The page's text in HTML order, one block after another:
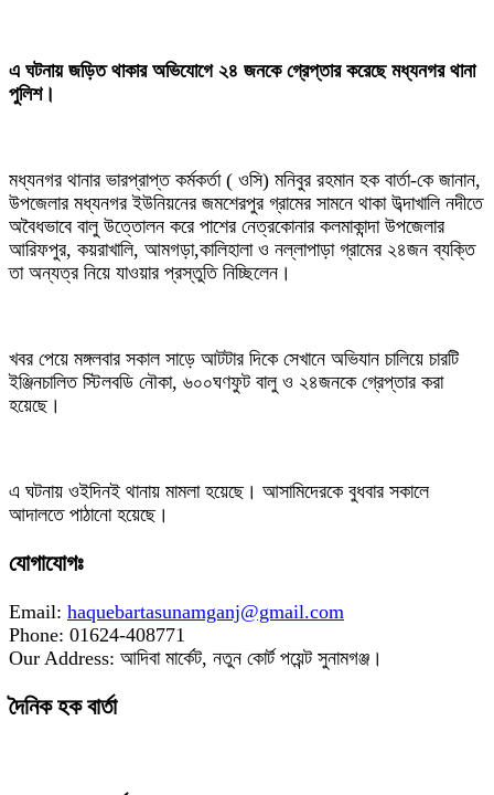
‎এ ঘটনায় জড়িত থাকার অভিযোগে ২৪ জনকে গ্রেপ্তার করেছে মধ্যনগর থানা
পুলিশ।
‎মধ্যনগর থানার ভারপ্রাপ্ত কর্মকর্তা ( ওসি) মনিবুর রহমান হক বার্তা-কে জানান,
উপজেলার মধ্যনগর ইউনিয়নের জমশেরপুর গ্রামের সামনে থাকা উব্দাখালি নদীতে
অবৈধভাবে বালু উত্তোলন করে পাশের নেত্রকোনার কলমাকান্দা উপজেলার
আরিফপুর, কয়রাখালি, আমগড়া,কালিহালা ও নল্লাপাড়া গ্রামের ২৪জন ব্যক্তি
তা অন্যত্র নিয়ে যাওয়ার প্রস্তুতি নিচ্ছিলেন।
‎খবর পেয়ে মঙ্গলবার সকাল সাড়ে আটটার দিকে সেখানে অভিযান চালিয়ে চারটি
ইঞ্জিনচালিত স্টিলবডি নৌকা, ৬০০ঘণফুট বালু ও ২৪জনকে গ্রেপ্তার করা
হয়েছে।
‎এ ঘটনায় ওইদিনই থানায় মামলা হয়েছে। আসামিদেরকে বুধবার সকালে
আদালতে পাঠানো হয়েছে।
যোগাযোগঃ
Email: haquebartasunamganj@gmail.com
Phone: 01624-408771
Our Address: আদিবা মার্কেট, নতুন কোর্ট পয়েন্ট সুনামগঞ্জ।
দৈনিক হক বার্তা